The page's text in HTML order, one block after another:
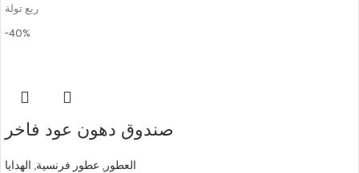
ربع تولة
-40%
صندوق دهون عود فاخر
العطور , عطور فرنسية, الهدايا